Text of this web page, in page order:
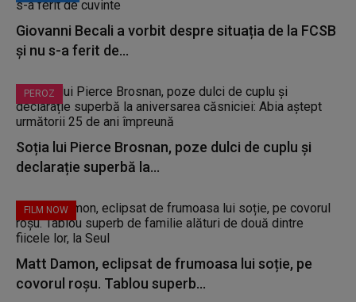
Giovanni Becali a vorbit despre situația de la FCSB
și nu s-a ferit de...
PEROZ
Soția lui Pierce Brosnan, poze dulci de cuplu și
declarație superbă la...
FILM NOW
Matt Damon, eclipsat de frumoasa lui soție, pe
covorul roșu. Tablou superb...